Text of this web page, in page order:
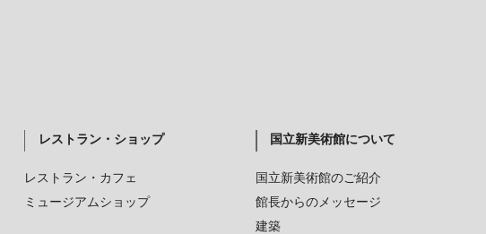
レストラン・ショップ
レストラン・カフェ
ミュージアムショップ
国立新美術館について
国立新美術館のご紹介
館長からのメッセージ
建築